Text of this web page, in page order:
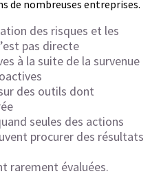
de nombreuses entreprises.
des risques et les
pas directe
à la suite de la survenue
des outils dont
seules des actions
procurer des résultats
rarement évaluées.